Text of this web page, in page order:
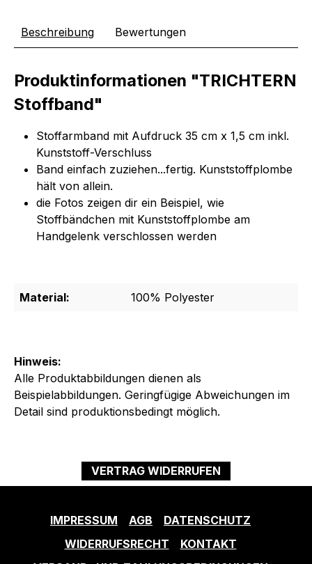
Hinweis:
Alle Produktabbildungen dienen als
Beispielabbildungen. Geringfügige Abweichungen im
Detail sind produktionsbedingt möglich.
Beschreibung Bewertungen
Produktinformationen "TRICHTERN
Stoffband"
Stoffarmband mit Aufdruck 35 cm x 1,5 cm inkl.
Kunststoff-Verschluss
Band einfach zuziehen...fertig. Kunststoffplombe
hält von allein.
die Fotos zeigen dir ein Beispiel, wie
Stoffbändchen mit Kunststoffplombe am
Handgelenk verschlossen werden
Material: 100% Polyester
VERTRAG WIDERRUFEN
IMPRESSUM AGB
DATENSCHUTZ
WIDERRUFSRECHT
KONTAKT